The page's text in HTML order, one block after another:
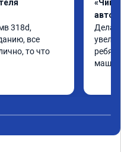
318d,
все
то что
«Чип